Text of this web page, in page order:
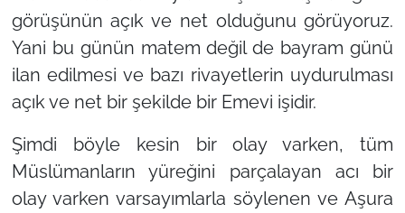
görüşünün açık ve net olduğunu görüyoruz.
Yani bu günün matem değil de bayram günü
ilan edilmesi ve bazı rivayetlerin uydurulması
açık ve net bir şekilde bir Emevi işidir.
Şimdi böyle kesin bir olay varken, tüm
Müslümanların yüreğini parçalayan acı bir
olay varken varsayımlarla söylenen ve Aşura